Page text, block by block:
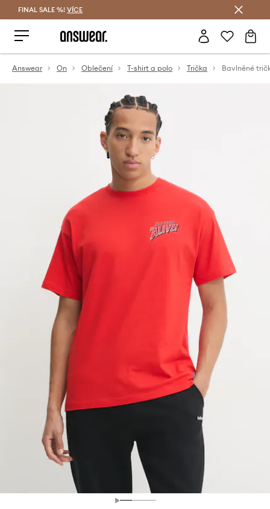
FINAL SALE %! VÍCE
Answear On Oblečení T-shirt a polo Trička Bavlněné